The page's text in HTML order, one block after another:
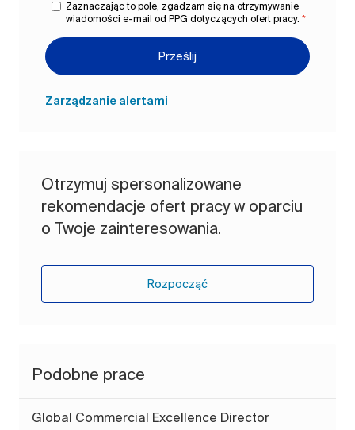
Zaznaczając to pole, zgadzam się na otrzymywanie
wiadomości e-mail od PPG dotyczących ofert pracy. *
Prześlij
Zarządzanie alertami
Otrzymuj spersonalizowane
rekomendacje ofert pracy w oparciu
o Twoje zainteresowania.
Rozpocząć
Podobne prace
Global Commercial Excellence Director